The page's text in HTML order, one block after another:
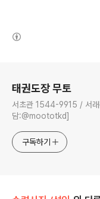
태권도장 무토
서초관 1544-9915 /
담:@moototkd]
구독하기